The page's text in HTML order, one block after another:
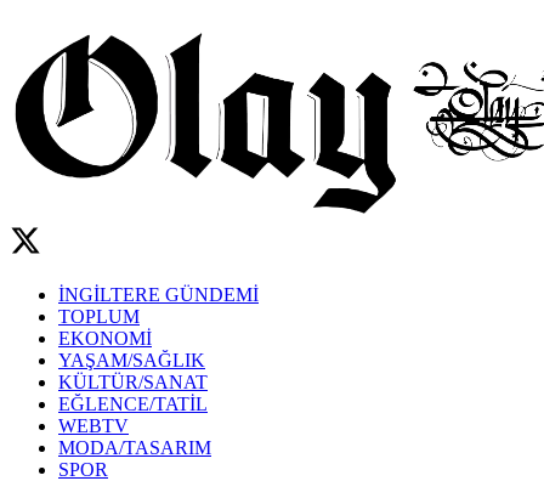
İNGİLTERE GÜNDEMİ
TOPLUM
EKONOMİ
YAŞAM/SAĞLIK
KÜLTÜR/SANAT
EĞLENCE/TATİL
WEBTV
MODA/TASARIM
SPOR